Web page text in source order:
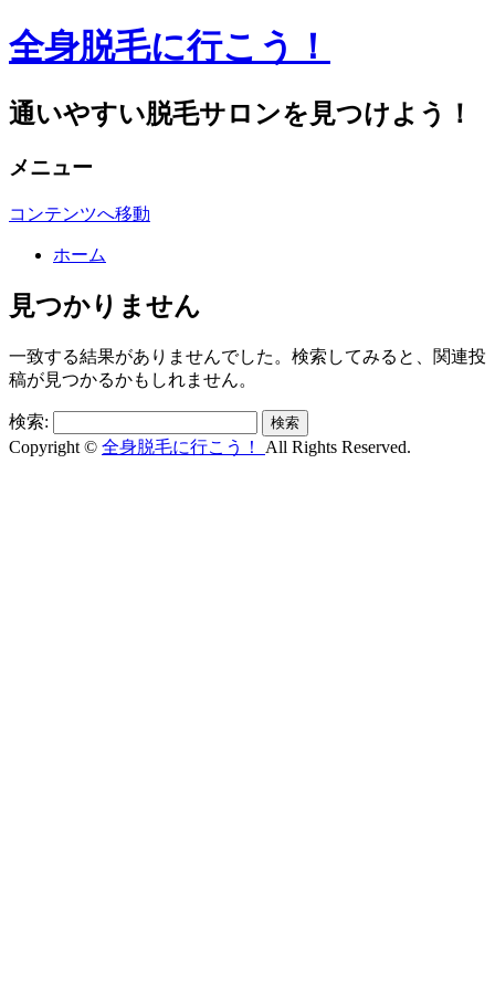
全身脱毛に行こう！
通いやすい脱毛サロンを見つけよう！
メニュー
コンテンツへ移動
ホーム
見つかりません
一致する結果がありませんでした。検索してみると、関連投
稿が見つかるかもしれません。
検索:
Copyright © 全身脱毛に行こう！ All Rights Reserved.